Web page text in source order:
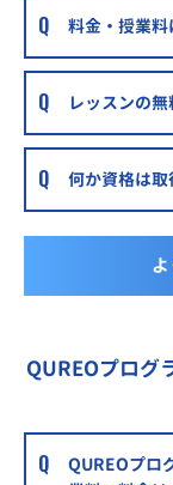
料金・授業料
レッスンの
何か資格は取
QUREOプログ
QUREOプロ